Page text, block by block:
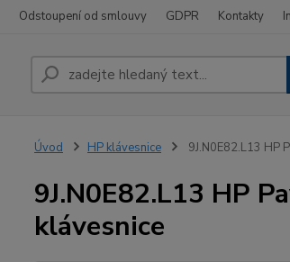
Odstoupení od smlouvy GDPR Kontakty
Úvod HP klávesnice 9J.N0E82.L13 HP
9J.N0E82.L13 HP
klávesnice